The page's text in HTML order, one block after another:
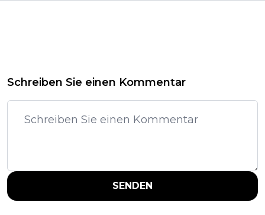
Schreiben Sie einen Kommentar
SENDEN